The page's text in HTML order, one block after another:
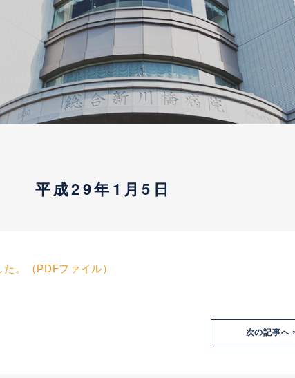
平成29年1月5日
。（PDFファイル）
次の記事へ